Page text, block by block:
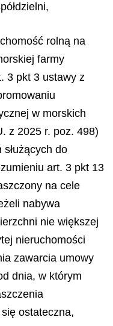
rolną na
farmy
3 pkt 3 ustawy z
w morskich
z 2025 r. poz. 498)
służących do
art. 3 pkt 13
na cele
nabywa
nie większej
nieruchomości
zawarcia umowy
dnia, w którym
ostateczna,